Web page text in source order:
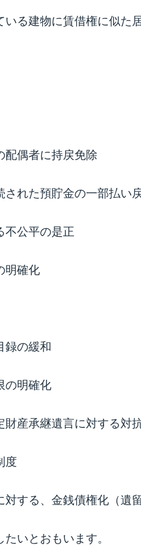
る建物に賃借権に似た
配偶者に持戻免除
された預貯金の一部払い
不公平の是正
明確化
録の緩和
の明確化
産承継遺言に対する対
度
する、金銭債権化（遺留
いとおもいます。